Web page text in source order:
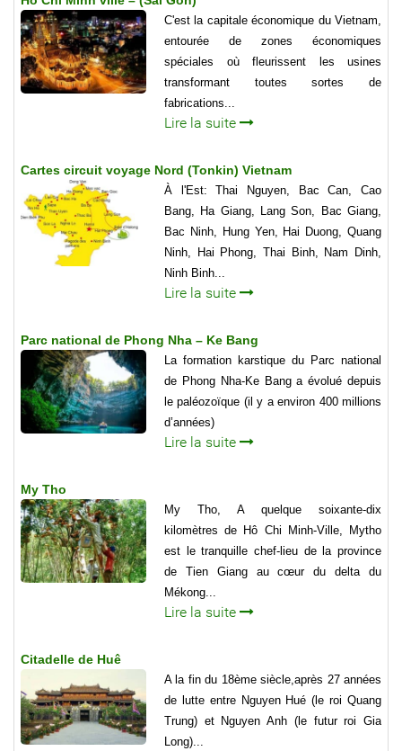
C'est la capitale économique du Vietnam,
entourée de zones économiques
spéciales où fleurissent les usines
transformant toutes sortes de
fabrications...
Lire la suite
Cartes circuit voyage Nord (Tonkin) Vietnam
À l'Est: Thai Nguyen, Bac Can, Cao
Bang, Ha Giang, Lang Son, Bac Giang,
Bac Ninh, Hung Yen, Hai Duong, Quang
Ninh, Hai Phong, Thai Binh, Nam Dinh,
Ninh Binh...
Lire la suite
Parc national de Phong Nha – Ke Bang
La formation karstique du Parc national
de Phong Nha-Ke Bang a évolué depuis
le paléozoïque (il y a environ 400 millions
d’années)
Lire la suite
My Tho
My Tho, A quelque soixante-dix
kilomètres de Hô Chi Minh-Ville, Mytho
est le tranquille chef-lieu de la province
de Tien Giang au cœur du delta du
Mékong...
Lire la suite
Citadelle de Huê
A la fin du 18ème siècle,après 27 années
de lutte entre Nguyen Hué (le roi Quang
Trung) et Nguyen Anh (le futur roi Gia
Long)...